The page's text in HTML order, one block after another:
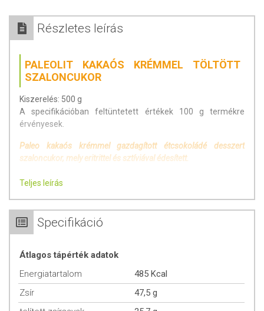
Részletes leírás
PALEOLIT KAKAÓS KRÉMMEL TÖLTÖTT
SZALONCUKOR
Kiszerelés: 500 g
A specifikációban feltüntetett értékek 100 g termékre
érvényesek.
Paleo kakaós krémmel gazdagított étcsokoládé desszert
szaloncukor, mely eritrittel és sztíviával édesített.
Az étcsokoládé legalább 70% kakaó szárazanyagot
Mérsékelten fogyasztandó, mert nagyobb
mennyiségben hashajtó hatású lehet!
ÖSSZETEVŐK
Teljes leírás
Specifikáció
Átlagos tápérték adatok
Energiatartalom
485 Kcal
Zsír
47,5 g